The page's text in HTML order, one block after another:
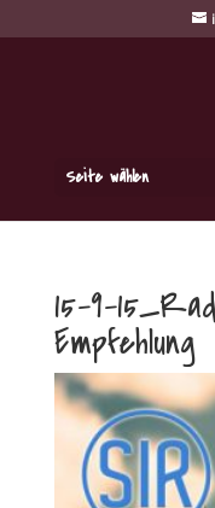
Seite wählen
15-9-
Empfehlung